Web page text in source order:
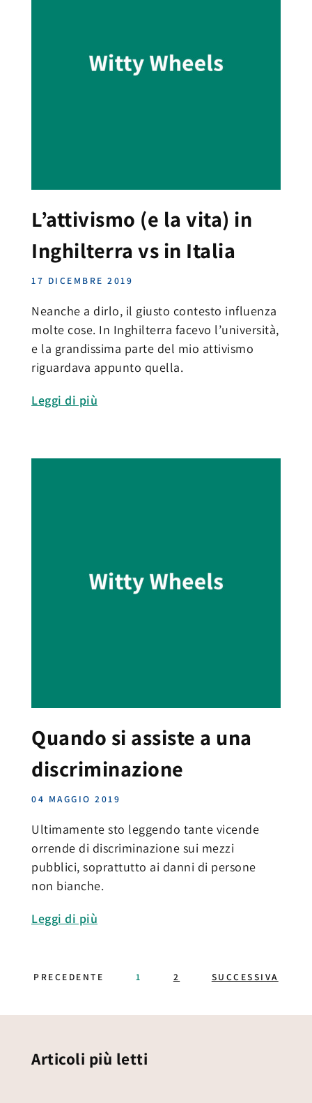
L’attivismo (e la vita) in
Inghilterra vs in Italia
17 DICEMBRE 2019
Neanche a dirlo, il giusto contesto influenza
molte cose. In Inghilterra facevo l’università,
e la grandissima parte del mio attivismo
riguardava appunto quella.
Leggi di più
Quando si assiste a una
discriminazione
04 MAGGIO 2019
Ultimamente sto leggendo tante vicende
orrende di discriminazione sui mezzi
pubblici, soprattutto ai danni di persone
non bianche.
Leggi di più
PRECEDENTE 1 2 SUCCESSIVA
Articoli più letti